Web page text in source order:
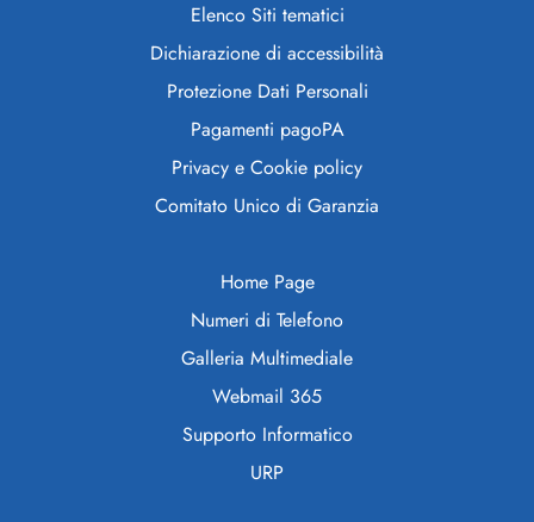
Elenco Siti tematici
Dichiarazione di accessibilità
Protezione Dati Personali
Pagamenti pagoPA
Privacy e Cookie policy
Comitato Unico di Garanzia
Home Page
Numeri di Telefono
Galleria Multimediale
Webmail 365
Supporto Informatico
URP